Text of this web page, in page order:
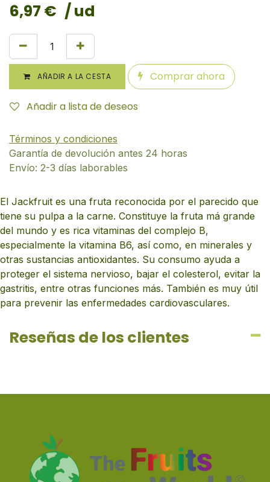
6,97 € / ud
AÑADIR A LA CESTA Comprar ahora
Añadir a lista de deseos
Términos y condiciones
Garantía de devolución antes 24 horas
Envío: 2-3 días laborables
El Jackfruit es una fruta reconocida por el parecido que
tiene su pulpa a la carne. Constituye la fruta má grande
del mundo y es rica vitaminas del complejo B,
especialmente la vitamina B6, así como, en minerales y
otras sustancias antioxidantes. Su consumo ayuda a
proteger el sistema nervioso, bajar el colesterol, evitar la
gastritis, entre otras funciones más. También es muy útil
para prevenir las enfermedades cardiovasculares.
Reseñas de los clientes